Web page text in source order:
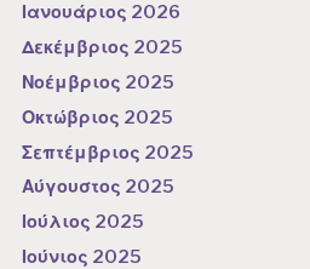
Ιανουάριος 2026
Δεκέμβριος 2025
Νοέμβριος 2025
Οκτώβριος 2025
Σεπτέμβριος 2025
Αύγουστος 2025
Ιούλιος 2025
Ιούνιος 2025